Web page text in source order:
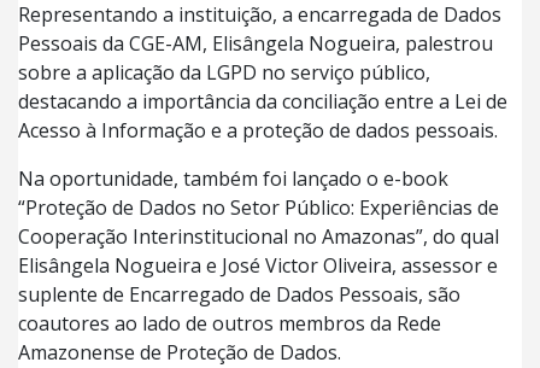
Representando a instituição, a encarregada de Dados
Pessoais da CGE-AM, Elisângela Nogueira, palestrou
sobre a aplicação da LGPD no serviço público,
destacando a importância da conciliação entre a Lei de
Acesso à Informação e a proteção de dados pessoais.
Na oportunidade, também foi lançado o e-book
“Proteção de Dados no Setor Público: Experiências de
Cooperação Interinstitucional no Amazonas”, do qual
Elisângela Nogueira e José Victor Oliveira, assessor e
suplente de Encarregado de Dados Pessoais, são
coautores ao lado de outros membros da Rede
Amazonense de Proteção de Dados.